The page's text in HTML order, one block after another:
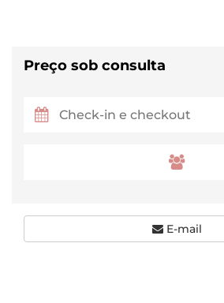
Preço sob consulta
E-mail